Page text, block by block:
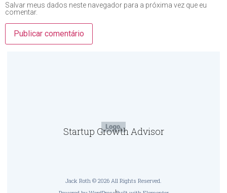
Salvar meus dados neste navegador para a próxima vez que eu
comentar.
Startup Growth Advisor
Jack Roth © 2026 All Rights Reserved.